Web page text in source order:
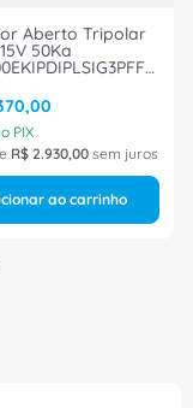
Aberto Tripolar
50Ka
,00
PIX
R$ 2.930,00 sem juros
ao carrinho